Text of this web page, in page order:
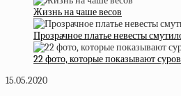
Жизнь на чаше весов
Прозрачное платье невесты
22 фото, которые показывают
15.05.2020